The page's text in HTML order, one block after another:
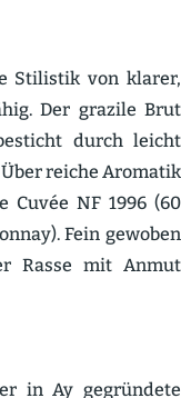
Stilistik von klarer,
Der grazile Brut
durch leicht
reiche Aromatik
Cuvée NF 1996 (60
Fein gewoben
Rasse mit Anmut
in Ay gegründete